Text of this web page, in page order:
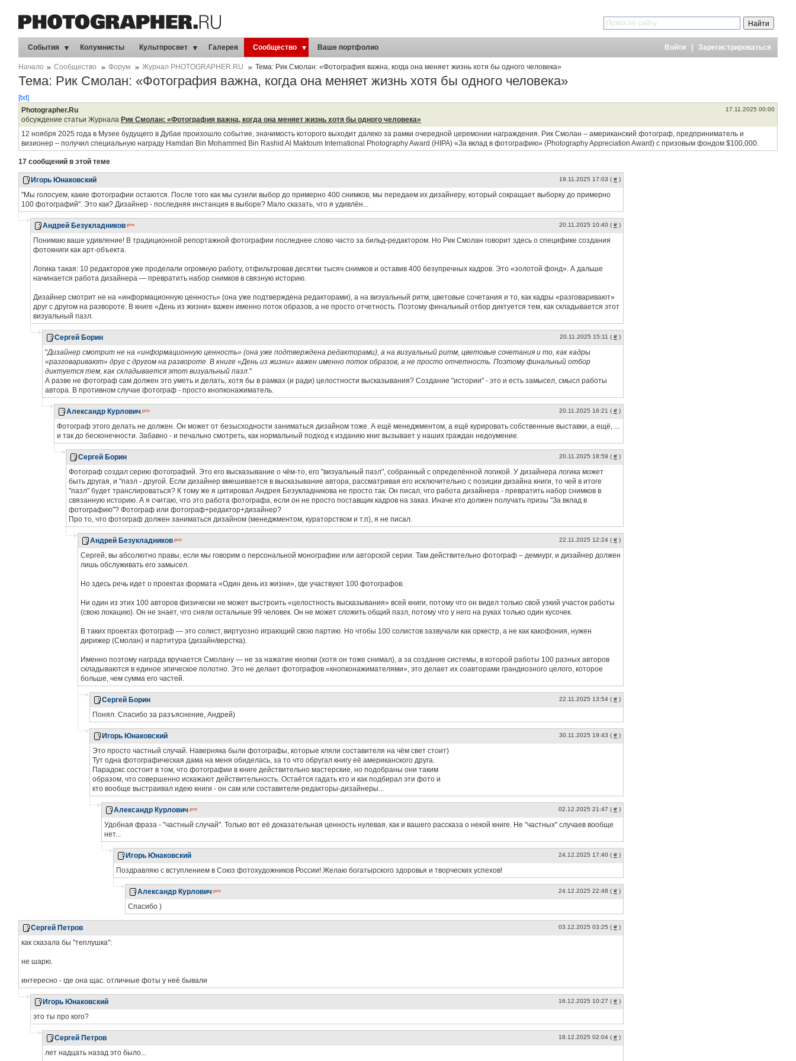
События Колумнисты Культпросвет Галерея Сообщество Ваше портфолио Войти Зарегистрироваться
Начало Сообщество Форум Журнал PHOTOGRAPHER.RU Тема: Рик Смолан: «Фотография важна, когда она меняет жизнь хотя бы одного человека»
Тема: Рик Смолан: «Фотография важна, когда она меняет жизнь хотя бы одного человека»
[txt]
Photographer.Ru
обсуждение статьи Журнала Рик Смолан: «Фотография важна, когда она меняет жизнь хотя бы одного человека»
17.11.2025 00:00
12 ноября 2025 года в Музее будущего в Дубае произошло событие, значимость которого выходит далеко за рамки очередной церемонии награждения. Рик Смолан – американский фотограф, предприниматель и
визионер – получил специальную награду Hamdan Bin Mohammed Bin Rashid Al Maktoum International Photography Award (HIPA) «За вклад в фотографию» (Photography Appreciation Award) с призовым фондом $100,000.
17 сообщений в этой теме
Игорь Юнаковский 19.11.2025 17:03 ( # )
"Мы голосуем, какие фотографии остаются. После того как мы сузили выбор до примерно 400 снимков, мы передаем их дизайнеру, который сокращает выборку до примерно
100 фотографий". Это как? Дизайнер - последняя инстанция в выборе? Мало сказать, что я удивлён...
Андрей Безукладников 20.11.2025 10:40 ( # )
Понимаю ваше удивление! В традиционной репортажной фотографии последнее слово часто за бильд-редактором. Но Рик Смолан говорит здесь о специфике создания
фотокниги как арт-объекта.
Логика такая: 10 редакторов уже проделали огромную работу, отфильтровав десятки тысяч снимков и оставив 400 безупречных кадров. Это «золотой фонд». А дальше
начинается работа дизайнера — превратить набор снимков в связную историю.
Дизайнер смотрит не на «информационную ценность» (она уже подтверждена редакторами), а на визуальный ритм, цветовые сочетания и то, как кадры «разговаривают»
друг с другом на развороте. В книге «День из жизни» важен именно поток образов, а не просто отчетность. Поэтому финальный отбор диктуется тем, как складывается этот
визуальный пазл.
Сергей Борин 20.11.2025 15:11 ( # )
"Дизайнер смотрит не на «информационную ценность» (она уже подтверждена редакторами), а на визуальный ритм, цветовые сочетания и то, как кадры
«разговаривают» друг с другом на развороте. В книге «День из жизни» важен именно поток образов, а не просто отчетность. Поэтому финальный отбор
диктуется тем, как складывается этот визуальный пазл."
А разве не фотограф сам должен это уметь и делать, хотя бы в рамках (и ради) целостности высказывания? Создание "истории" - это и есть замысел, смысл работы
автора. В противном случае фотограф - просто кнопконажиматель.
Александр Курлович 20.11.2025 16:21 ( # )
Фотограф этого делать не должен. Он может от безысходности заниматься дизайном тоже. А ещё менеджментом, а ещё курировать собственные выставки, а ещё, ...
и так до бесконечности. Забавно - и печально смотреть, как нормальный подход к изданию книг вызывает у наших граждан недоумение.
Сергей Борин 20.11.2025 18:59 ( # )
Фотограф создал серию фотографий. Это его высказывание о чём-то, его "визуальный пазл", собранный с определённой логикой. У дизайнера логика может
быть другая, и "пазл - другой. Если дизайнер вмешивается в высказывание автора, рассматривая его исключительно с позиции дизайна книги, то чей в итоге
"пазл" будет транслироваться? К тому же я цитировал Андрея Безукладникова не просто так. Он писал, что работа дизайнера - превратить набор снимков в
связанную историю. А я считаю, что это работа фотографа, если он не просто поставщик кадров на заказ. Иначе кто должен получать призы "За вклад в
фотографию"? Фотограф или фотограф+редактор+дизайнер?
Про то, что фотограф должен заниматься дизайном (менеджментом, кураторством и т.п), я не писал.
Андрей Безукладников 22.11.2025 12:24 ( # )
Сергей, вы абсолютно правы, если мы говорим о персональной монографии или авторской серии. Там действительно фотограф – демиург, и дизайнер должен
лишь обслуживать его замысел.
Но здесь речь идет о проектах формата «Один день из жизни», где участвуют 100 фотографов.
Ни один из этих 100 авторов физически не может выстроить «целостность высказывания» всей книги, потому что он видел только свой узкий участок работы
(свою локацию). Он не знает, что сняли остальные 99 человек. Он не может сложить общий пазл, потому что у него на руках только один кусочек.
В таких проектах фотограф — это солист, виртуозно играющий свою партию. Но чтобы 100 солистов зазвучали как оркестр, а не как какофония, нужен
дирижер (Смолан) и партитура (дизайн/верстка).
Именно поэтому награда вручается Смолану — не за нажатие кнопки (хотя он тоже снимал), а за создание системы, в которой работы 100 разных авторов
складываются в единое эпическое полотно. Это не делает фотографов «кнопконажимателями», это делает их соавторами грандиозного целого, которое
больше, чем сумма его частей.
Сергей Борин 22.11.2025 13:54 ( # )
Понял. Спасибо за разъяснение, Андрей)
Игорь Юнаковский 30.11.2025 19:43 ( # )
Это просто частный случай. Наверняка были фотографы, которые кляли составителя на чём свет стоит)
Тут одна фотографическая дама на меня обиделась, за то что обругал книгу её американского друга.
Парадокс состоит в том, что фотографии в книге действительно мастерские, но подобраны они таким
образом, что совершенно искажают действительность. Остаётся гадать кто и как подбирал эти фото и
кто вообще выстраивал идею книги - он сам или составители-редакторы-дизайнеры...
Александр Курлович 02.12.2025 21:47 ( # )
Удобная фраза - "частный случай". Только вот её доказательная ценность нулевая, как и вашего рассказа о некой книге. Не "частных" случаев вообще
нет...
Игорь Юнаковский 24.12.2025 17:40 ( # )
Поздравляю с вступлением в Союз фотохудожников России! Желаю богатырского здоровья и творческих успехов!
Александр Курлович 24.12.2025 22:48 ( # )
Спасибо )
Сергей Петров 03.12.2025 03:25 ( # )
как сказала бы "теплушка":
не шарю.
интересно - где она щас. отличные фоты у неё бывали
Игорь Юнаковский 16.12.2025 10:27 ( # )
это ты про кого?
Сергей Петров 18.12.2025 02:04 ( # )
лет надцать назад это было...